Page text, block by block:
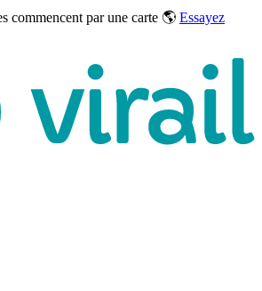
commencent par une carte 🌎 Essayez